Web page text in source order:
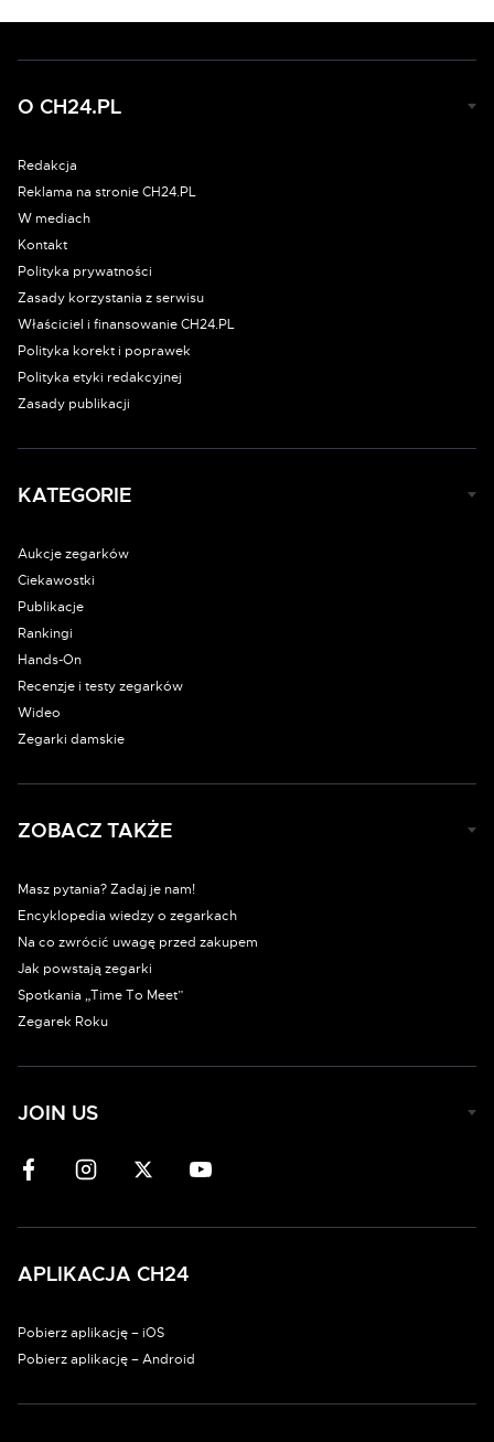
O CH24.PL
Redakcja
Reklama na stronie CH24.PL
W mediach
Kontakt
Polityka prywatności
Zasady korzystania z serwisu
Właściciel i finansowanie CH24.PL
Polityka korekt i poprawek
Polityka etyki redakcyjnej
Zasady publikacji
KATEGORIE
Aukcje zegarków
Ciekawostki
Publikacje
Rankingi
Hands-On
Recenzje i testy zegarków
Wideo
Zegarki damskie
ZOBACZ TAKŻE
Masz pytania? Zadaj je nam!
Encyklopedia wiedzy o zegarkach
Na co zwrócić uwagę przed zakupem
Jak powstają zegarki
Spotkania „Time To Meet”
Zegarek Roku
JOIN US
APLIKACJA CH24
Pobierz aplikację – iOS
Pobierz aplikację – Android